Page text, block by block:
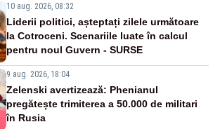
10 aug. 2026, 08:32
Liderii politici, așteptați zilele următoare
la Cotroceni. Scenariile luate în calcul
pentru noul Guvern - SURSE
9 aug. 2026, 18:04
Zelenski avertizează: Phenianul
pregătește trimiterea a 50.000 de militari
în Rusia